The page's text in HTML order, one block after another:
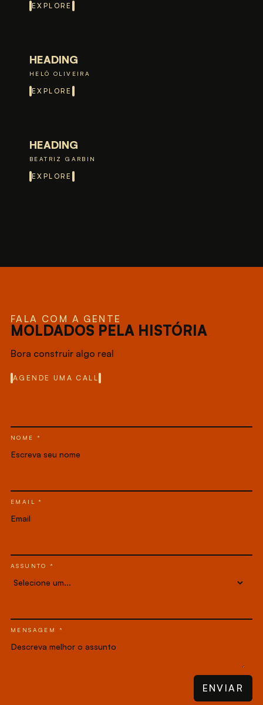
EXPLORE
HEADING
HELÔ OLIVEIRA
EXPLORE
HEADING
BEATRIZ GARBIN
EXPLORE
FALA COM A GENTE
MOLDADOS PELA HISTÓRIA
Bora construir algo real
AGENDE UMA CALL
NOME *
EMAIL *
ASSUNTO *
MENSAGEM *